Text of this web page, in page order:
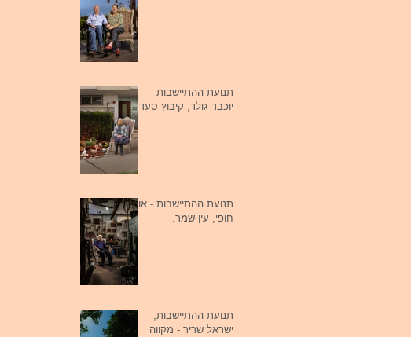
תנועת ההתיישבות -
יוכבד גולד, קיבוץ סעד.
תנועת ההתיישבות - אורי
חופי, עין שמר.
תנועת ההתיישבות,
ישראל שריר - מקווה